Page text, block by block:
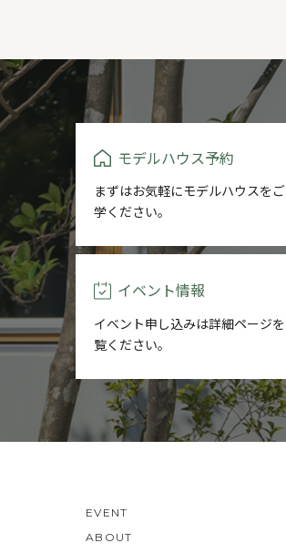
モデルハウス予約
まずはお気軽にモデルハウスをご
学ください。
イベント情報
イベント申し込みは詳細ページを
覧ください。
EVENT
ABOUT